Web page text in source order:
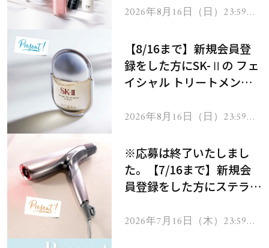
2026年8月16日（日）23:59ま
【8/16まで】新規会員登
録をした方にSK-Ⅱの フェ
イシャル トリートメント
2026年8月16日（日）23:59ま
※応募は終了いたしまし
た。【7/16まで】新規会
員登録をした方にステラボ
ヘアドライヤー ジュエル
2026年7月16日（木）23:59ま